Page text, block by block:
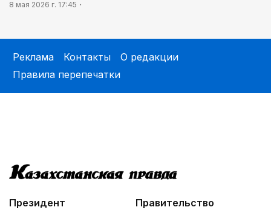
8 мая 2026 г. 17:45
Реклама Контакты
О редакции
Правила перепечатки
Президент
Правительство